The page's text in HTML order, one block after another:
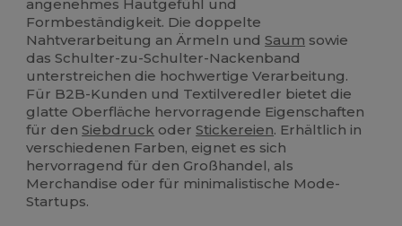
angenehmes Hautgefühl und
Formbeständigkeit. Die doppelte
Nahtverarbeitung an Ärmeln undSaum sowie
das Schulter-zu-Schulter-Nackenband
unterstreichen die hochwertige Verarbeitung.
Für B2B-Kunden und Textilveredler bietet die
glatte Oberfläche hervorragende Eigenschaften
für denSiebdruck oderStickereien. Erhältlich in
verschiedenen Farben, eignet es sich
hervorragend für den Großhandel, als
Merchandise oder für minimalistische Mode-
Startups.